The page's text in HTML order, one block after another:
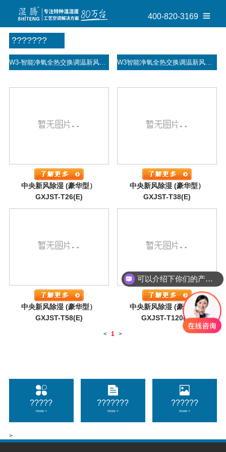
400-820-3169
W3-智能净氧全热交换调温新风机
???????
>
?????
more >
???????
more >
??????
more >
中央新风除湿 (豪华型）
GXJST-T26(E)
中央新风除湿 (豪华型）
GXJST-T38(E)
中央新风除湿 (豪华型）
GXJST-T58(E)
中央新风除湿 (豪华型）
GXJST-T120(E)
< 1 >
可以介绍下你们的产品么